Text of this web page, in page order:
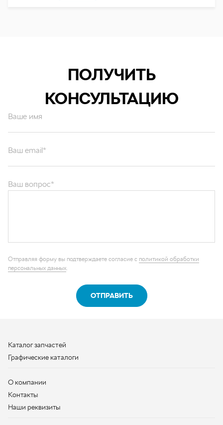
ПОЛУЧИТЬ
КОНСУЛЬТАЦИЮ
Ваше имя
персональных данных
Каталог запчастей
Контактная информация
+7 (950) 730-92-10
uralavtozap@yandex.ru
г. Миасс, Тургоякское шоссе, д. 11/63
Полная контактная информация